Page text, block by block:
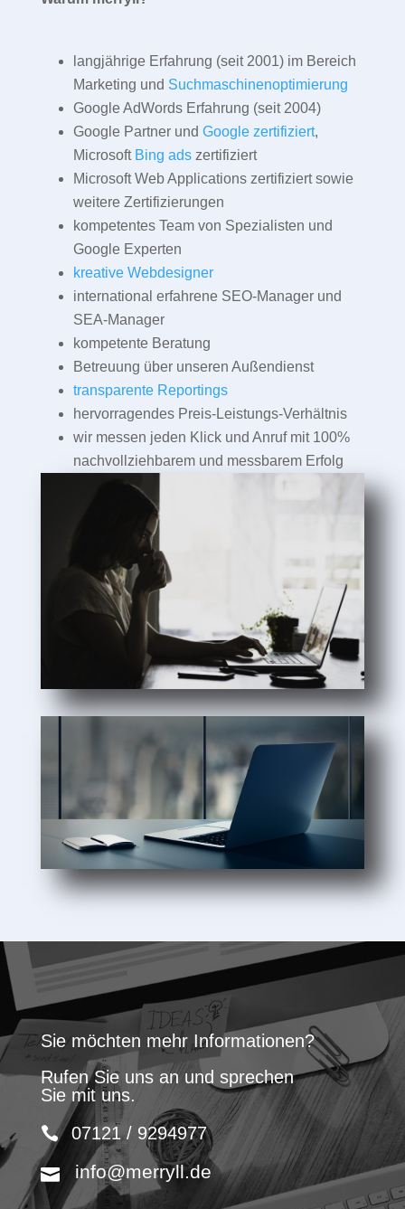
langjährige Erfahrung (seit 2001) im Bereich
Marketing und Suchmaschinenoptimierung
Google AdWords Erfahrung (seit 2004)
Google Partner und Google zertifiziert,
Microsoft Bing adszertifiziert
Microsoft Web Applications zertifiziert sowie
weitere Zertifizierungen
kompetentes Team von Spezialisten und
Google Experten
kreative Webdesigner
international erfahrene SEO-Manager und
SEA-Manager
kompetente Beratung
Betreuung über unseren Außendienst
transparente Reportings
hervorragendes Preis-Leistungs-Verhältnis
wir messen jeden Klick und Anruf mit 100%
nachvollziehbarem und messbarem Erfolg
Sie möchten mehr Informationen?
Rufen Sie uns an und sprechen
Sie mit uns.
07121 / 9294977
info@merryll.de